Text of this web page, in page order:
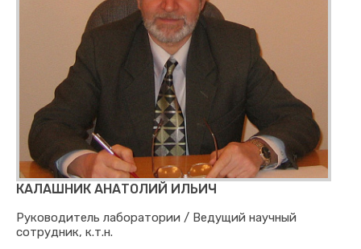
КАЛАШНИК АНАТОЛИЙ ИЛЬИЧ
Руководитель лаборатории / Ведущий научный
сотрудник, к.т.н.